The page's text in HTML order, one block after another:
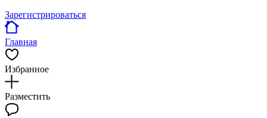
Зарегистрироваться
Главная
Избранное
Разместить